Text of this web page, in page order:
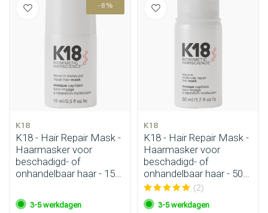
-8%
K18
K18 - Hair Repair Mask -
Haarmasker voor
beschadigd- of
onhandelbaar haar - 15
3-5 werkdagen
K18
K18 - Hair Repair Mask -
Haarmasker voor
beschadigd- of
onhandelbaar haar - 50
ml
(2)
3-5 werkdagen